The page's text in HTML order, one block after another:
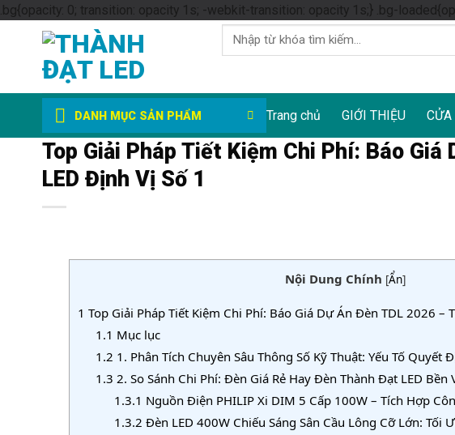
.bg{opacity: 0; transition: opacity 1s; -webkit-transition: opacity 1s;} .bg-
Tìm
kiếm:
DANH MỤC SẢN PHẨM Trang chủ GIỚI THIỆU CỬA
Top Giải Pháp Tiết Kiệm Chi Phí: Báo
LED Định Vị Số 1
Nội Dung Chính [Ẩn]
1 Top Giải Pháp Tiết Kiệm Chi Phí: Báo Giá Dự Án Đèn TDL 2026 –
1.1 Mục lục
1.2 1. Phân Tích Chuyên Sâu Thông Số Kỹ Thuật: Yếu Tố Quyết
1.3 2. So Sánh Chi Phí: Đèn Giá Rẻ Hay Đèn Thành Đạt LED Bền
1.3.1 Nguồn Điện PHILIP Xi DIM 5 Cấp 100W – Tích Hợp
1.3.2 Đèn LED 400W Chiếu Sáng Sân Cầu Lông Cỡ Lớn: Tối